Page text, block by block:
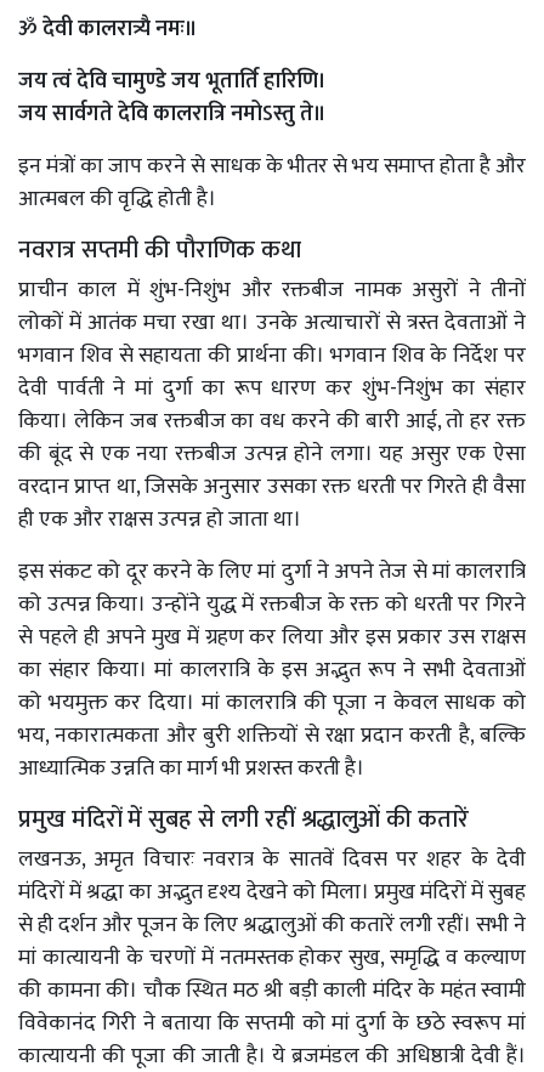
ॐ देवी कालरात्र्यै नमः॥
जय त्वं देवि चामुण्डे जय भूतार्ति हारिणि।
जय सार्वगते देवि कालरात्रि नमोऽस्तु ते॥
इन मंत्रों का जाप करने से साधक के भीतर से भय समाप्त होता है और
आत्मबल की वृद्धि होती है।
नवरात्र सप्तमी की पौराणिक कथा
प्राचीन काल में शुंभ-निशुंभ और रक्तबीज नामक असुरों ने तीनों
लोकों में आतंक मचा रखा था। उनके अत्याचारों से त्रस्त देवताओं ने
भगवान शिव से सहायता की प्रार्थना की। भगवान शिव के निर्देश पर
देवी पार्वती ने मां दुर्गा का रूप धारण कर शुंभ-निशुंभ का संहार
किया। लेकिन जब रक्तबीज का वध करने की बारी आई, तो हर रक्त
की बूंद से एक नया रक्तबीज उत्पन्न होने लगा। यह असुर एक ऐसा
वरदान प्राप्त था, जिसके अनुसार उसका रक्त धरती पर गिरते ही वैसा
ही एक और राक्षस उत्पन्न हो जाता था।
इस संकट को दूर करने के लिए मां दुर्गा ने अपने तेज से मां कालरात्रि
को उत्पन्न किया। उन्होंने युद्ध में रक्तबीज के रक्त को धरती पर गिरने
से पहले ही अपने मुख में ग्रहण कर लिया और इस प्रकार उस राक्षस
का संहार किया। मां कालरात्रि के इस अद्भुत रूप ने सभी देवताओं
को भयमुक्त कर दिया। मां कालरात्रि की पूजा न केवल साधक को
भय, नकारात्मकता और बुरी शक्तियों से रक्षा प्रदान करती है, बल्कि
आध्यात्मिक उन्नति का मार्ग भी प्रशस्त करती है।
प्रमुख मंदिरों में सुबह से लगी रहीं श्रद्धालुओं की कतारें
लखनऊ, अमृत विचारः नवरात्र के सातवें दिवस पर शहर के देवी
मंदिरों में श्रद्धा का अद्भुत दृश्य देखने को मिला। प्रमुख मंदिरों में सुबह
से ही दर्शन और पूजन के लिए श्रद्धालुओं की कतारें लगी रहीं। सभी ने
मां कात्यायनी के चरणों में नतमस्तक होकर सुख, समृद्धि व कल्याण
की कामना की। चौक स्थित मठ श्री बड़ी काली मंदिर के महंत स्वामी
विवेकानंद गिरी ने बताया कि सप्तमी को मां दुर्गा के छठे स्वरूप मां
कात्यायनी की पूजा की जाती है। ये ब्रजमंडल की अधिष्ठात्री देवी हैं।